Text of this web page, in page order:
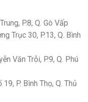
P.8, Q. Gò Vấp
Trục 30, P.13, Q. Bình
Văn Trỗi, P.9, Q. Phú
P. Bình Thọ, Q. Thủ